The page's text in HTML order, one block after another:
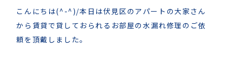
こんにちは(^-^)/本日は伏見区のアパートの大家さん
から賃貸で貸しておられるお部屋の水漏れ修理のご依
頼を頂戴しました。